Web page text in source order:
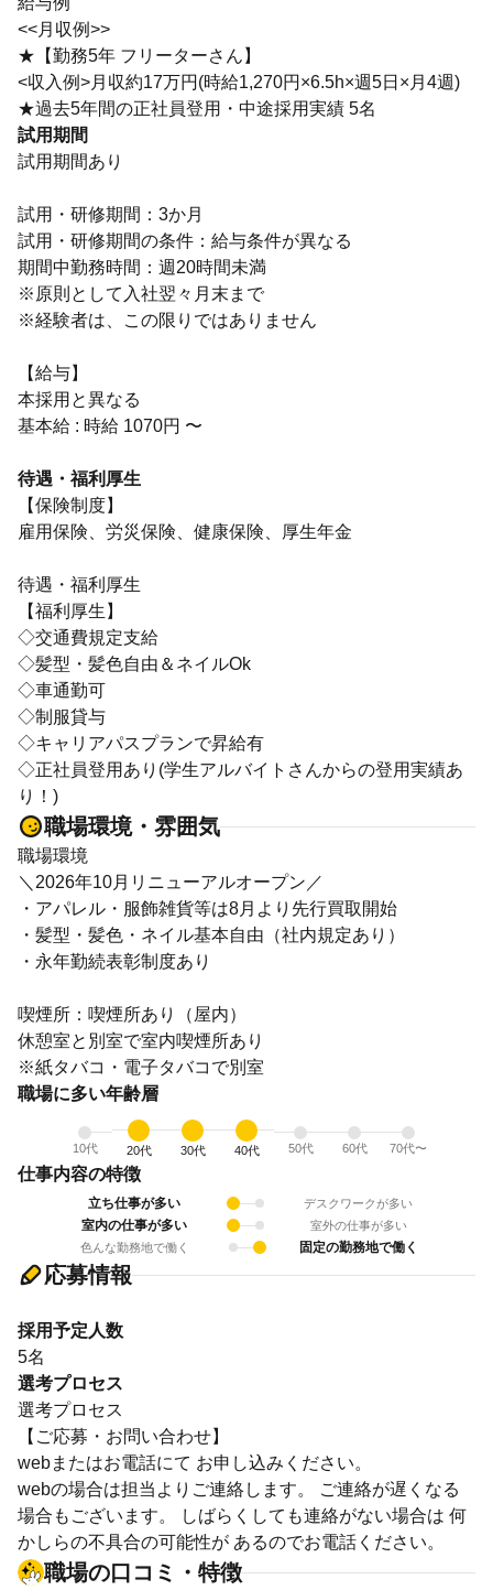
<<月収例>>
★【勤務5年 フリーターさん】
<収入例>月収約17万円(時給1,270円×6.5h×週5日×月4週)
★過去5年間の正社員登用・中途採用実績 5名
試用期間
試用期間あり
試用・研修期間：3か月
試用・研修期間の条件：給与条件が異なる
期間中勤務時間：週20時間未満
※原則として入社翌々月末まで
※経験者は、この限りではありません
【給与】
本採用と異なる
基本給 : 時給 1070円 〜
待遇・福利厚生
【保険制度】
雇用保険、労災保険、健康保険、厚生年金
待遇・福利厚生
【福利厚生】
◇交通費規定支給
◇髪型・髪色自由＆ネイルOk
◇車通勤可
◇制服貸与
◇キャリアパスプランで昇給有
◇正社員登用あり(学生アルバイトさんからの登用実績あ
り！)
職場環境・雰囲気
職場環境
＼2026年10月リニューアルオープン／
・アパレル・服飾雑貨等は8月より先行買取開始
・髪型・髪色・ネイル基本自由（社内規定あり）
・永年勤続表彰制度あり
喫煙所：喫煙所あり（屋内）
休憩室と別室で室内喫煙所あり
※紙タバコ・電子タバコで別室
職場に多い年齢層
10代 20代 30代 40代 50代 60代 70代〜
仕事内容の特徴
立ち仕事が多い デスクワークが多い
室内の仕事が多い
室外の仕事が多い
色んな勤務地で働く
固定の勤務地で働く
応募情報
採用予定人数
5名
選考プロセス
選考プロセス
【ご応募・お問い合わせ】
webまたはお電話にて お申し込みください。
webの場合は担当よりご連絡します。 ご連絡が遅くなる
場合もございます。 しばらくしても連絡がない場合は 何
かしらの不具合の可能性が あるのでお電話ください。
職場の口コミ・特徴